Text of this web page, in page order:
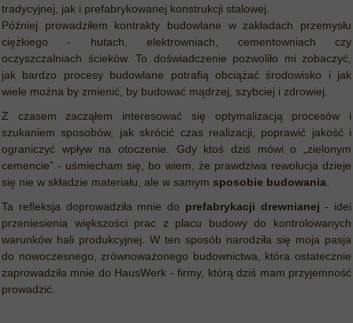
tradycyjnej, jak i prefabrykowanej konstrukcji stalowej.
Później prowadziłem kontrakty budowlane w zakładach przemysłu
ciężkiego - hutach, elektrowniach, cementowniach czy
oczyszczalniach ścieków. To doświadczenie pozwoliło mi zobaczyć,
jak bardzo procesy budowlane potrafią obciążać środowisko i jak
wiele można by zmienić, by budować mądrzej, szybciej i zdrowiej.
Z czasem zacząłem interesować się optymalizacją procesów i
szukaniem sposobów, jak skrócić czas realizacji, poprawić jakość i
ograniczyć wpływ na otoczenie. Gdy ktoś dziś mówi o „zielonym
cemencie” - uśmiecham się, bo wiem, że prawdziwa rewolucja dzieje
się nie w składzie materiału, ale w samym sposobie budowania
Ta refleksja doprowadziła mnie do prefabrykacji drewnianej - idei
przeniesienia większości prac z placu budowy do kontrolowanych
warunków hali produkcyjnej. W ten sposób narodziła się moja pasja
do nowoczesnego, zrównoważonego budownictwa, która ostatecznie
zaprowadziła mnie do HausWerk - firmy, którą dziś mam przyjemność
prowadzić.